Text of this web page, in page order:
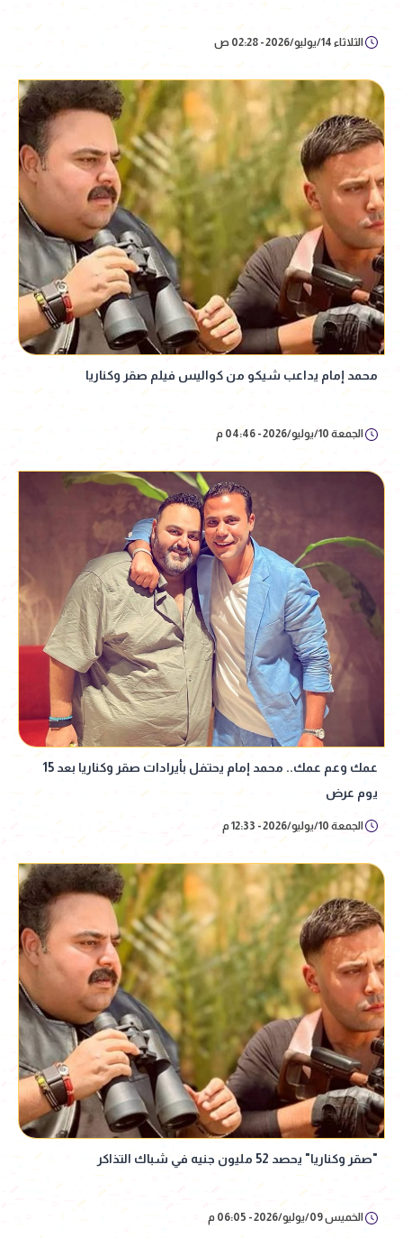
الثلاثاء 14/يوليو/2026 - 02:28 ص
محمد إمام يداعب شيكو من كواليس فيلم صقر وكناريا
الجمعة 10/يوليو/2026 - 04:46 م
عمك وعم عمك.. محمد إمام يحتفل بأيرادات صقر وكناريا بعد 15
يوم عرض
الجمعة 10/يوليو/2026 - 12:33 م
"صقر وكناريا" يحصد 52 مليون جنيه في شباك التذاكر
الخميس 09/يوليو/2026 - 06:05 م